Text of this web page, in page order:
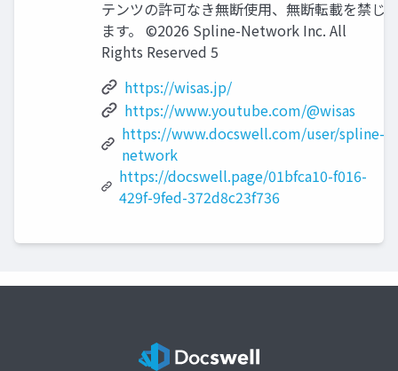
テンツの許可なき無断使用、無断転載を禁じ
ます。 ©2026 Spline-Network Inc. All
Rights Reserved 5
https://wisas.jp/
https://www.youtube.com/@wisas
https://www.docswell.com/user/spline-
network
https://docswell.page/01bfca10-f016-
429f-9fed-372d8c23f736